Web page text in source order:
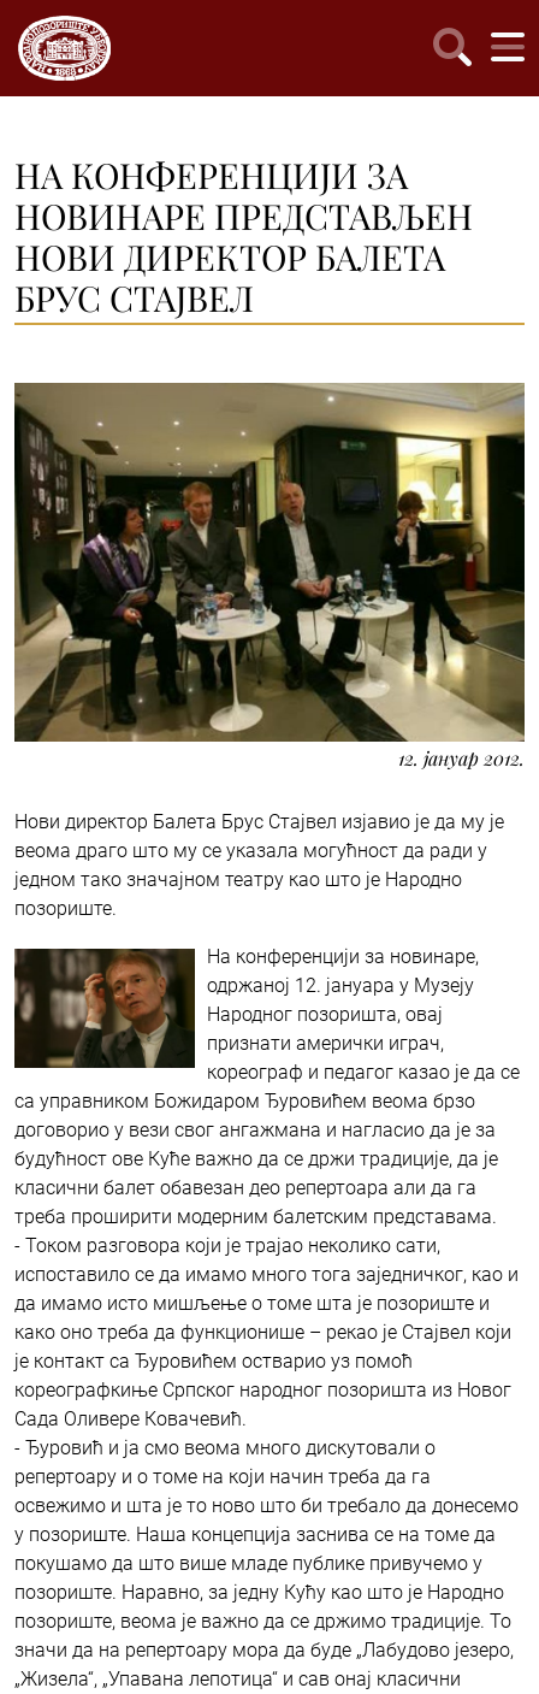
НА КОНФЕРЕНЦИЈИ ЗА
НОВИНАРЕ ПРЕДСТАВЉЕН
НОВИ ДИРЕКТОР БАЛЕТА
БРУС СТАЈВЕЛ
12. јануар 2012.
Нови директор Балета Брус Стајвел изјавио је да му је
веома драго што му се указала могућност да ради у
једном тако значајном театру као што је Народно
позориште.
На конференцији за новинаре,
одржаној 12. јануара у Музеју
Народног позоришта, овај
признати амерички играч,
кореограф и педагог казао је да се
са управником Божидаром Ђуровићем веома брзо
договорио у вези свог ангажмана и нагласио да је за
будућност ове Куће важно да се држи традиције, да је
класични балет обавезан део репертоара али да га
треба проширити модерним балетским представама.
- Током разговора који је трајао неколико сати,
испоставило се да имамо много тога заједничког, као и
да имамо исто мишљење о томе шта је позориште и
како оно треба да функционише – рекао је Стајвел који
је контакт са Ђуровићем остварио уз помоћ
кореографкиње Српског народног позоришта из Новог
Сада Оливере Ковачевић.
- Ђуровић и ја смо веома много дискутовали о
репертоару и о томе на који начин треба да га
освежимо и шта је то ново што би требало да донесемо
у позориште. Наша концепција заснива се на томе да
покушамо да што више младе публике привучемо у
позориште. Наравно, за једну Кућу као што је Народно
позориште, веома је важно да се држимо традиције. То
значи да на репертоару мора да буде „Лабудово језеро,
„Жизела“, „Упавана лепотица“ и сав онај класични